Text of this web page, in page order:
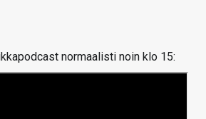
normaalisti noin klo 15: